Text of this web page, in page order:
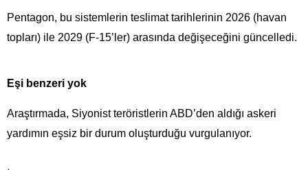
Pentagon, bu sistemlerin teslimat tarihlerinin 2026 (havan
topları) ile 2029 (F-15’ler) arasında değişeceğini güncelledi.
Eşi benzeri yok
Araştırmada, Siyonist teröristlerin ABD’den aldığı askeri
yardımın eşsiz bir durum oluşturduğu vurgulanıyor.